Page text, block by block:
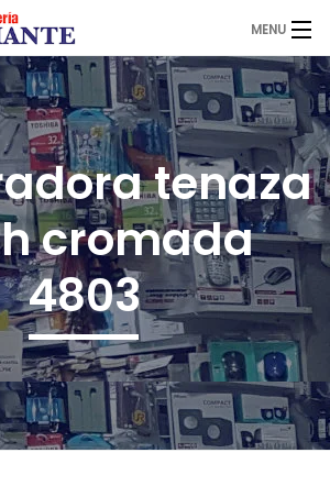
MENU
tenaza
cromada
4803